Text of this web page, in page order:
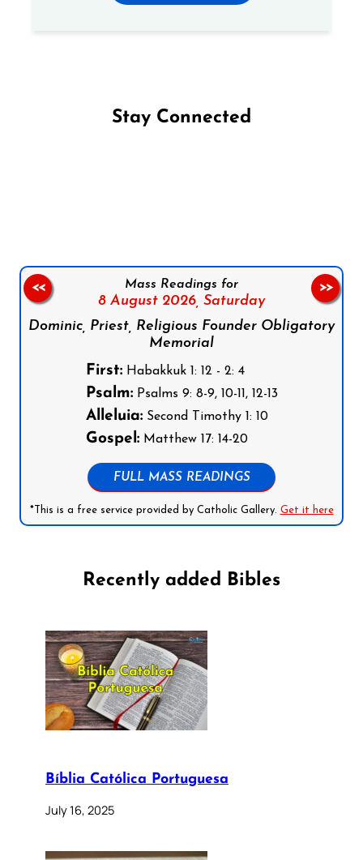
Stay Connected
Mass Readings for
8 August 2026, Saturday
Dominic, Priest, Religious Founder Obligatory
Memorial
First:Habakkuk 1: 12 - 2: 4
Psalm:Psalms 9: 8-9, 10-11, 12-13
Alleluia:Second Timothy 1: 10
Gospel:Matthew 17: 14-20
FULL MASS READINGS
*This is a free service provided by Catholic Gallery. Get it here
<< >>
Recently added Bibles
Bíblia Católica Portuguesa
July 16, 2025